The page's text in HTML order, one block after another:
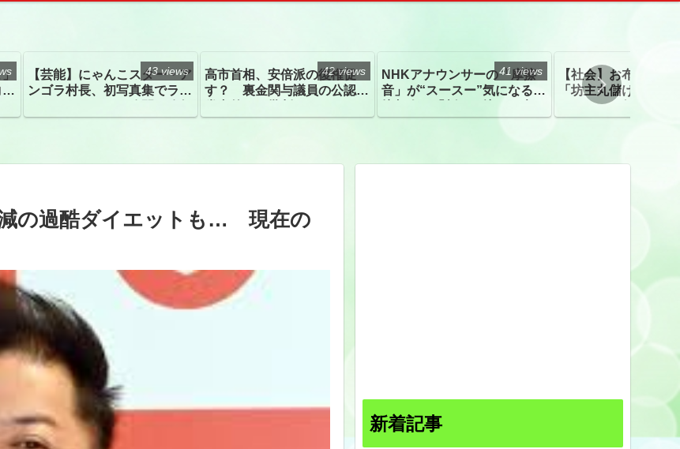
【芸能】にゃんこスター・ア
ンゴラ村長、初写真集でラン
はデジタル写真集が異例の大
43 views
高市首相、安倍派の復権促
す？ 裏金関与議員の公認、
42 views
NHKアナウンサーの「摩擦
音」が“スースー”気になる指
聴こえる。聴きづらい」
41 views
【社会】お布施、戒
「坊主丸儲け」は
ほとんどが年収３０
下「地方の寺の僧侶
の過酷ダイエットも… 現在の
新着記事